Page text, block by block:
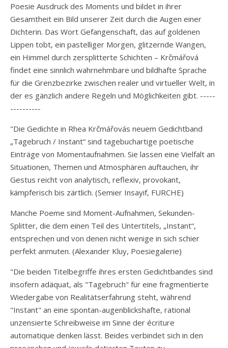
Poesie Ausdruck des Moments und bildet in ihrer
Gesamtheit ein Bild unserer Zeit durch die Augen einer
Dichterin. Das Wort Gefangenschaft, das auf goldenen
Lippen tobt, ein pastelliger Morgen, glitzernde Wangen,
ein Himmel durch zersplitterte Schichten – Krčmářová
findet eine sinnlich wahrnehmbare und bildhafte Sprache
für die Grenzbezirke zwischen realer und virtueller Welt, in
der es gänzlich andere Regeln und Möglichkeiten gibt. -----
----------
"Die Gedichte in Rhea Krčmářovás neuem Gedichtband
„Tagebruch / Instant“ sind tagebuchartige poetische
Einträge von Momentaufnahmen. Sie lassen eine Vielfalt an
Situationen, Themen und Atmosphären auftauchen, ihr
Gestus reicht von analytisch, reflexiv, provokant,
kämpferisch bis zärtlich. (Semier Insayif, FURCHE)
Manche Poeme sind Moment-Aufnahmen, Sekunden-
Splitter, die dem einen Teil des Untertitels, „Instant“,
entsprechen und von denen nicht wenige in sich schier
perfekt anmuten. (Alexander Kluy, Poesiegalerie)
"Die beiden Titelbegriffe ihres ersten Gedichtbandes sind
insofern adäquat, als "Tagebruch" für eine fragmentierte
Wiedergabe von Realitätserfahrung steht, während
"Instant" an eine spontan-augenblickshafte, rational
unzensierte Schreibweise im Sinne der écriture
automatique denken lässt. Beides verbindet sich in den